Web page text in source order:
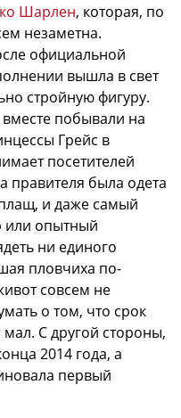
Шарлен, которая, по
незаметна.
официальной
вышла в свет
стройную фигуру.
побывали на
Грейс в
посетителей
правителя была одета
и даже самый
или опытный
ни единого
пловчиха по-
совсем не
о том, что срок
С другой стороны,
2014 года, а
первый